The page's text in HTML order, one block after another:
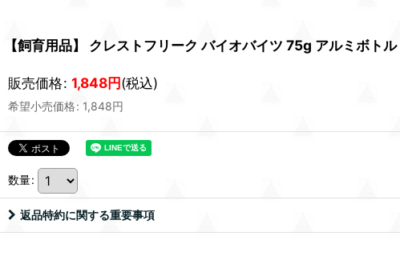
【飼育用品】 クレストフリーク バイオバイツ 75g アルミボトル
販売価格: 1,848円(税込)
希望小売価格: 1,848円
数量:
返品特約に関する重要事項